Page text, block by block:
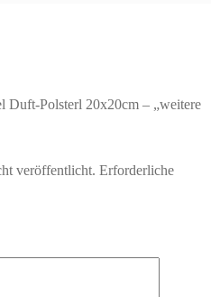
Duft-Polsterl 20x20cm – „weitere
veröffentlicht. Erforderliche